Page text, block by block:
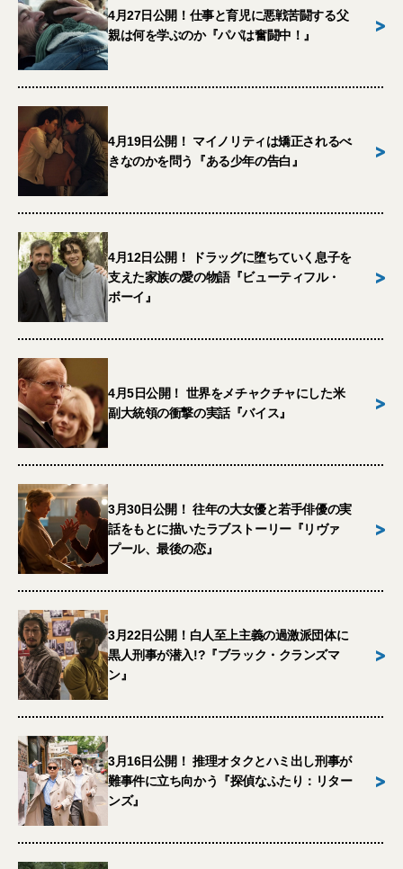
4月27日公開！仕事と育児に悪戦苦闘する父
親は何を学ぶのか『パパは奮闘中！』
>
4月19日公開！ マイノリティは矯正されるべ
きなのかを問う『ある少年の告白』
>
4月12日公開！ ドラッグに堕ちていく息子を
支えた家族の愛の物語『ビューティフル・
ボーイ』
>
4月5日公開！ 世界をメチャクチャにした米
副大統領の衝撃の実話『バイス』
>
3月30日公開！ 往年の大女優と若手俳優の実
話をもとに描いたラブストーリー『リヴァ
プール、最後の恋』
>
3月22日公開！白人至上主義の過激派団体に
黒人刑事が潜入!?『ブラック・クランズマ
ン』
>
3月16日公開！ 推理オタクとハミ出し刑事が
難事件に立ち向かう『探偵なふたり：リター
ンズ』
>